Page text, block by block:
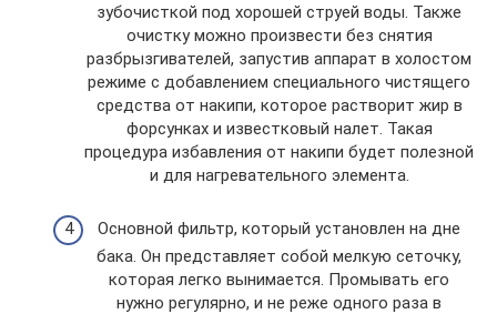
зубочисткой под хорошей струей воды. Также
очистку можно произвести без снятия
разбрызгивателей, запустив аппарат в холостом
режиме с добавлением специального чистящего
средства от накипи, которое растворит жир в
форсунках и известковый налет. Такая
процедура избавления от накипи будет полезной
и для нагревательного элемента.
Основной фильтр, который установлен на дне
бака. Он представляет собой мелкую сеточку,
которая легко вынимается. Промывать его
нужно регулярно, и не реже одного раза в